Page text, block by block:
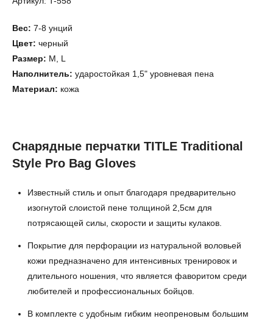
Вес: 7-8 унций
Цвет: черный
Размер: M, L
Наполнитель: ударостойкая 1,5" уровневая пена
Материал: кожа
Снарядные перчатки TITLE Traditional
Style Pro Bag Gloves
Известный стиль и опыт благодаря предварительно
изогнутой слоистой пене толщиной 2,5см для
потрясающей силы, скорости и защиты кулаков.
Покрытие для перфорации из натуральной воловьей
кожи предназначено для интенсивных тренировок и
длительного ношения, что является фаворитом среди
любителей и профессиональных бойцов.
В комплекте с удобным гибким неопреновым большим